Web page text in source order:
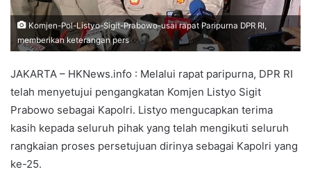
Komjen-Pol-Listyo-Sigit-Prabowo-usai rapat Paripurna DPR RI,
memberikan keterangan pers
JAKARTA – HKNews.info : Melalui rapat paripurna, DPR RI
telah menyetujui pengangkatan Komjen Listyo Sigit
Prabowo sebagai Kapolri. Listyo mengucapkan terima
kasih kepada seluruh pihak yang telah mengikuti seluruh
rangkaian proses persetujuan dirinya sebagai Kapolri yang
ke-25.